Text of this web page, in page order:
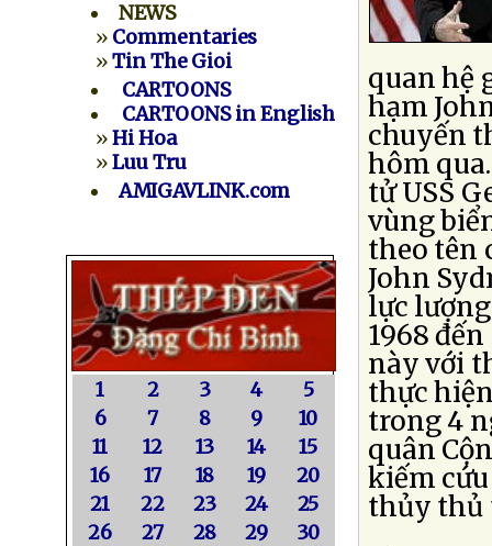
NEWS
» Commentaries
»Tin The Gioi
CARTOONS
CARTOONS in English
»Hi Hoa
»Luu Tru
AMIGAVLINK.com
1 2 3 4
5
6
7 8 9
10
11
12 13 14
15
16
17 18 19
20
21
22 23 24
25
26
27 28 29
30
quan hệ
hạm
chuyến
hôm
tử USS
vùng
theo tên
John
lực
1968
này với
thực
trong 4
quân
kiếm
thủy thủ